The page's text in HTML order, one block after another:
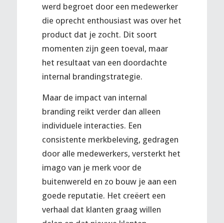
werd begroet door een medewerker
die oprecht enthousiast was over het
product dat je zocht. Dit soort
momenten zijn geen toeval, maar
het resultaat van een doordachte
internal brandingstrategie.
Maar de impact van internal
branding reikt verder dan alleen
individuele interacties. Een
consistente merkbeleving, gedragen
door alle medewerkers, versterkt het
imago van je merk voor de
buitenwereld en zo bouw je aan een
goede reputatie. Het creëert een
verhaal dat klanten graag willen